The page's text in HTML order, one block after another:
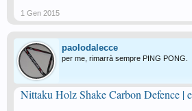
1 Gen 2015
paolodalecce
per me, rimarrà sempre PING PONG.
Nittaku Holz Shake Carbon Defence |